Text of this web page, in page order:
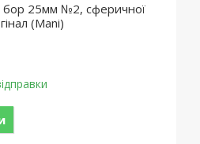
бор 25мм №2, сферичної
(Mani)